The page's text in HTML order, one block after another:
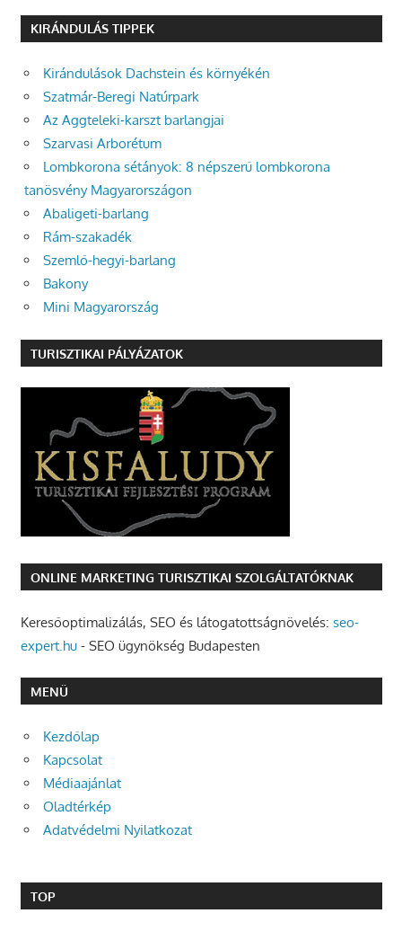
KIRÁNDULÁS TIPPEK
Kirándulások Dachstein és környékén
Szatmár-Beregi Natúrpark
Az Aggteleki-karszt barlangjai
Szarvasi Arborétum
Lombkorona sétányok: 8 népszerű lombkorona
tanösvény Magyarországon
Abaligeti-barlang
Rám-szakadék
Szemlő-hegyi-barlang
Bakony
Mini Magyarország
TURISZTIKAI PÁLYÁZATOK
ONLINE MARKETING TURISZTIKAI SZOLGÁLTATÓKNAK
Keresőoptimalizálás, SEO és látogatottságnövelés: seo-
expert.hu- SEO ügynökség Budapesten
MENÜ
Kezdőlap
Kapcsolat
Médiaajánlat
Oladtérkép
Adatvédelmi Nyilatkozat
TOP